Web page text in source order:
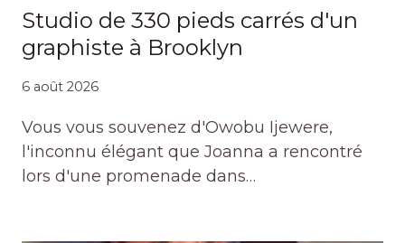
Studio de 330 pieds carrés d'un
graphiste à Brooklyn
6 août 2026
Vous vous souvenez d'Owobu Ijewere,
l'inconnu élégant que Joanna a rencontré
lors d'une promenade dans…